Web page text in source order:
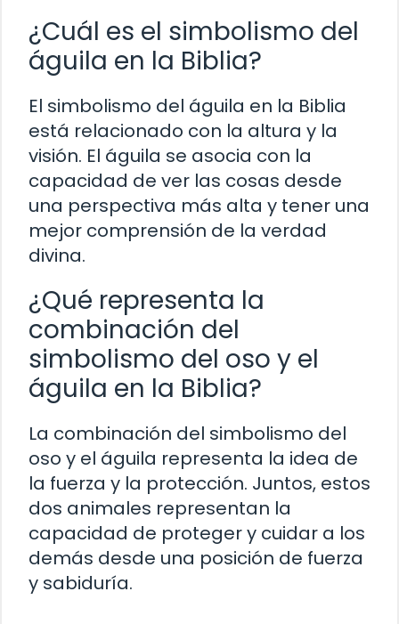
¿Cuál es el simbolismo del
águila en la Biblia?
El simbolismo del águila en la Biblia
está relacionado con la altura y la
visión. El águila se asocia con la
capacidad de ver las cosas desde
una perspectiva más alta y tener una
mejor comprensión de la verdad
divina.
¿Qué representa la
combinación del
simbolismo del oso y el
águila en la Biblia?
La combinación del simbolismo del
oso y el águila representa la idea de
la fuerza y la protección. Juntos, estos
dos animales representan la
capacidad de proteger y cuidar a los
demás desde una posición de fuerza
y sabiduría.